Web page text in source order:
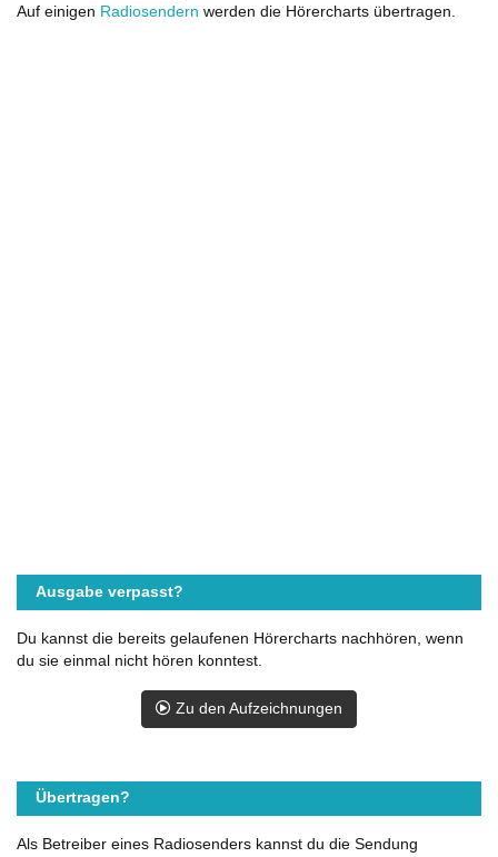
Auf einigen Radiosendern werden die Hörercharts übertragen.
Ausgabe verpasst?
Du kannst die bereits gelaufenen Hörercharts nachhören, wenn
du sie einmal nicht hören konntest.
Zu den Aufzeichnungen
Übertragen?
Als Betreiber eines Radiosenders kannst du die Sendung